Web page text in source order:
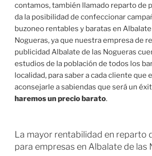
contamos, también llamado reparto de
da la posibilidad de confeccionar
buzoneo rentables y baratas en Albalate
Nogueras, ya que nuestra empresa de
publicidad Albalate de las Nogueras
estudios de la población de todos los
localidad, para saber a cada cliente que
aconsejarle a sabiendas que será un
haremos un precio barato.
La mayor rentabilidad en reparto
para empresas en Albalate de las